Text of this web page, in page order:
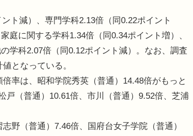
ト減）、専門学科2.13倍（同0.22ポイント
庭に関する学科1.34倍（同0.34ポイント増）、
学科2.07倍（同0.12ポイント減）。なお、調査
となっている。
率は、昭和学院秀英（普通）14.48倍がもっと
戸（普通）10.61倍、市川（普通）9.52倍、芝浦
野（普通）7.46倍、国府台女子学院（普通）